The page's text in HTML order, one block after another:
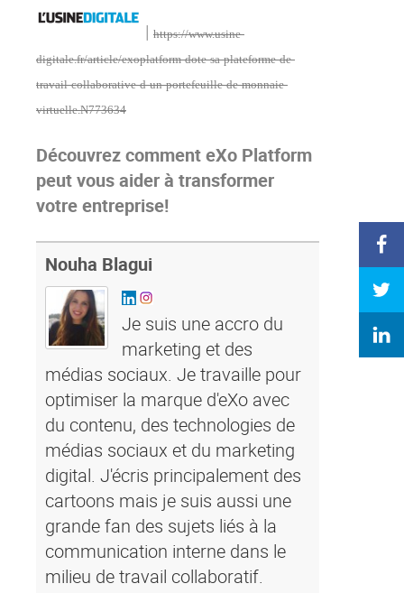
| https://www.usine-
digitale.fr/article/exoplatform-dote-sa-plateforme-de-
travail-collaborative-d-un-portefeuille-de-monnaie-
virtuelle.N773634
Découvrez comment eXo Platform
peut vous aider à transformer
votre entreprise!
Nouha Blagui
Je suis une accro du
marketing et des
médias sociaux. Je travaille pour
optimiser la marque d'eXo avec
du contenu, des technologies de
médias sociaux et du marketing
digital. J'écris principalement des
cartoons mais je suis aussi une
grande fan des sujets liés à la
communication interne dans le
milieu de travail collaboratif.